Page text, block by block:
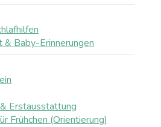
& Baby-Erinnerungen
Erstausstattung
Frühchen (Orientierung)